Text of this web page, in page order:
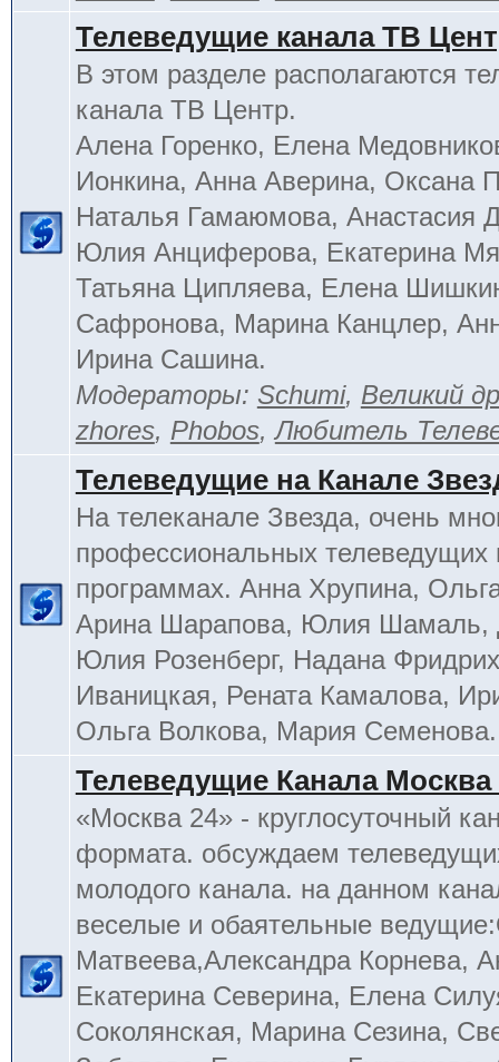
Телеведущие канала ТВ
В этом разделе располагаются
канала ТВ Центр.
Алена Горенко, Елена
Ионкина, Анна Аверина, Оксана
Наталья Гамаюмова, Анастасия
Юлия Анциферова, Екатерина
Татьяна Ципляева, Елена
Сафронова, Марина Канцлер,
Ирина Сашина.
Модераторы: Schumi, Великий
zhores, Phobos,Любитель
Телеведущие на Канале
На телеканале Звезда, очень
профессиональных телеведущих
программах. Анна Хрупина,
Арина Шарапова, Юлия Шамаль,
Юлия Розенберг, Надана
Иваницкая, Рената Камалова,
Ольга Волкова, Мария Семенова.
Телеведущие Канала Москва
«Москва 24» - круглосуточный
формата. обсуждаем
молодого канала. на данном
веселые и обаятельные
Матвеева,Александра Корнева,
Екатерина Северина, Елена
Соколянская, Марина Сезина,